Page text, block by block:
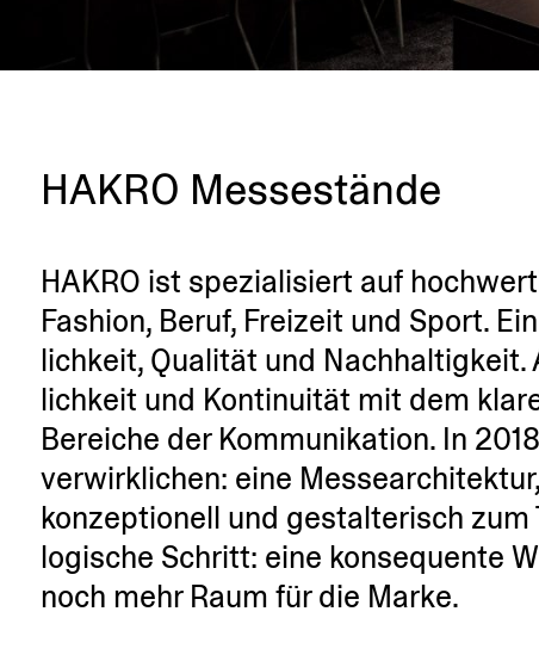
HAKRO Messe­stände
HAKRO ist spezia­li­siert auf
Fashion, Beruf, Freizeit und Sport.
lichkeit, Qualität und
lichkeit und Konti­nuität mit dem
Bereiche der Kommu­ni­kation. In
verwirk­lichen: eine
konzep­tionell und gestal­te­risch
logische Schritt: eine konse­quente
noch mehr Raum für die Marke.